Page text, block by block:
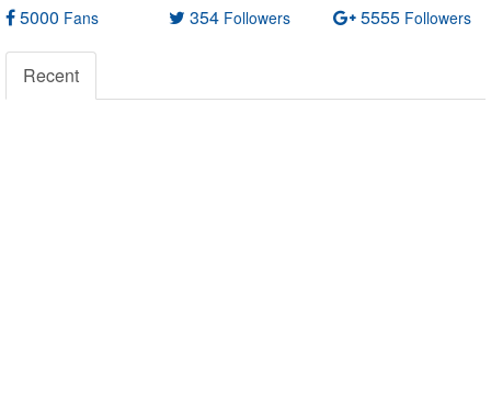
5000 Fans 354 Followers 5555 Followers
Recent